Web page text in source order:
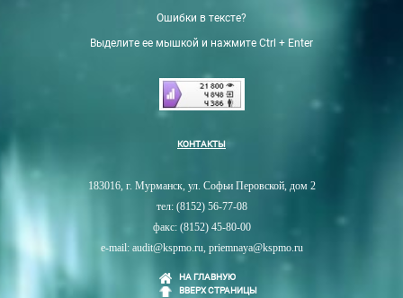
Ошибки в тексте?
Выделите ее мышкой и нажмите Ctrl + Enter
КОНТАКТЫ
183016, г. Мурманск, ул. Софьи Перовской, дом 2
тел: (8152) 56-77-08
факс: (8152) 45-80-00
e-mail: audit@kspmo.ru, priemnaya@kspmo.ru
НА ГЛАВНУЮ
ВВЕРХ СТРАНИЦЫ